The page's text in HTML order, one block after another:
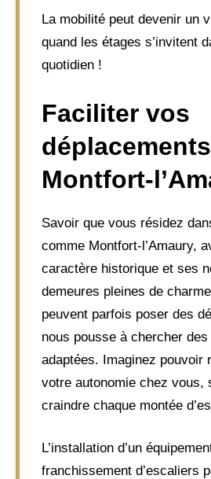
La mobilité peut devenir un
quand les étages s’invitent
quotidien !
Faciliter vos
Montfort-
Savoir que vous résidez
comme Montfort-l’Amaury,
caractère historique et ses
demeures pleines de
peuvent parfois poser des
nous pousse à chercher
adaptées. Imaginez pouvoir
votre autonomie chez vous,
craindre chaque montée
L’installation d’un
franchissement d’escaliers